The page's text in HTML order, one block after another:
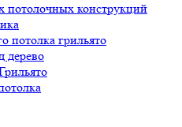
конструкций
потолка грильято
дерево